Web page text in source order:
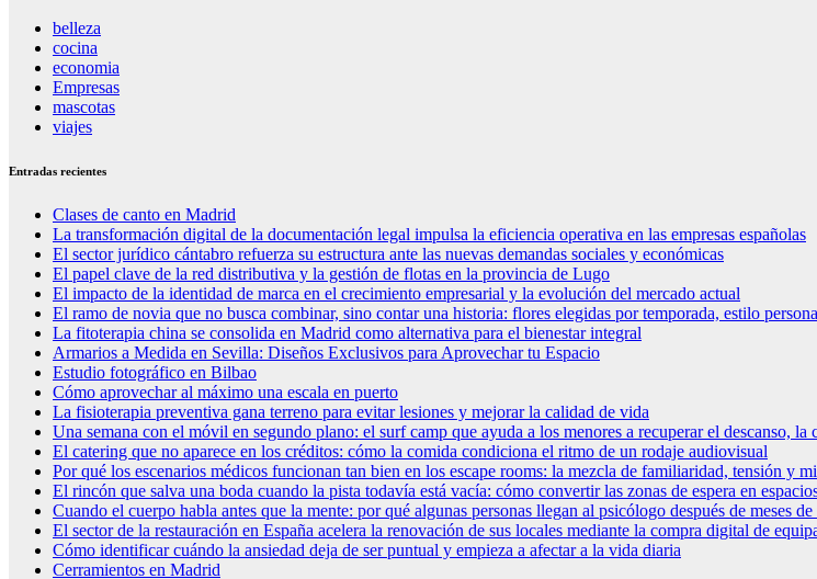
belleza
cocina
economia
Empresas
mascotas
viajes
Entradas recientes
Clases de canto en Madrid
La transformación digital de la documentación legal impulsa la eficiencia operativa en las empresas españolas
El sector jurídico cántabro refuerza su estructura ante las nuevas demandas sociales y económicas
El papel clave de la red distributiva y la gestión de flotas en la provincia de Lugo
El impacto de la identidad de marca en el crecimiento empresarial y la evolución del mercado actual
El ramo de novia que no busca combinar, sino contar una historia: flores elegidas por temporada, estilo
La fitoterapia china se consolida en Madrid como alternativa para el bienestar integral
Armarios a Medida en Sevilla: Diseños Exclusivos para Aprovechar tu Espacio
Estudio fotográfico en Bilbao
Cómo aprovechar al máximo una escala en puerto
La fisioterapia preventiva gana terreno para evitar lesiones y mejorar la calidad de vida
Una semana con el móvil en segundo plano: el surf camp que ayuda a los menores a recuperar el descanso,
El catering que no aparece en los créditos: cómo la comida condiciona el ritmo de un rodaje audiovisual
Por qué los escenarios médicos funcionan tan bien en los escape rooms: la mezcla de familiaridad, tensión y
El rincón que salva una boda cuando la pista todavía está vacía: cómo convertir las zonas de espera en
Cuando el cuerpo habla antes que la mente: por qué algunas personas llegan al psicólogo después de meses
El sector de la restauración en España acelera la renovación de sus locales mediante la compra digital de
Cómo identificar cuándo la ansiedad deja de ser puntual y empieza a afectar a la vida diaria
Cerramientos en Madrid